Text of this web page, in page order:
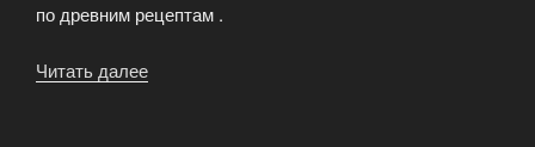
по древним рецептам .
Читать далее